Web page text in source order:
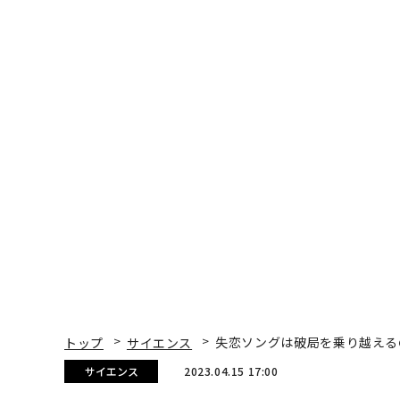
「誠実さ」は競争力にな
るか──WEOYモナコで
アフリカの農村の通信、